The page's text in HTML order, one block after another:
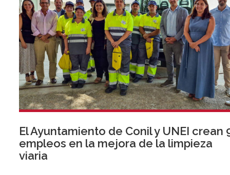
El Ayuntamiento de Conil y UNEI crean
empleos en la mejora de la limpieza
viaria